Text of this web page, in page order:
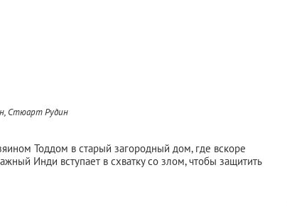
Стюарт Рудин
Тоддом в старый загородный дом, где вскоре
Инди вступает в схватку со злом, чтобы защитить